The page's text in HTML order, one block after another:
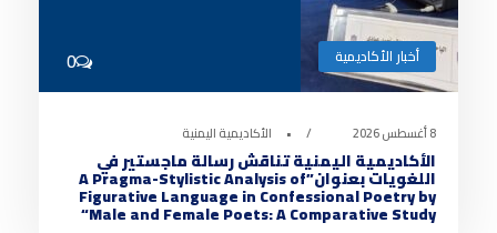
أخبار الأكاديمية 0
8 أغسطس 2026 • الأكاديمية اليمنية
الأكاديمية اليمنية تناقش رسالة ماجستير في
اللغويات بعنوان”A Pragma-Stylistic Analysis of
Figurative Language in Confessional Poetry by
Male and Female Poets: A Comparative Study“